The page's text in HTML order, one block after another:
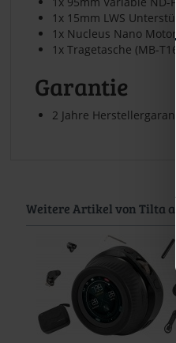
1x 15mm LWS
1x Nucleus Nano
1x Tragetasche (MB-
Garantie
2 Jahre
Weitere Artikel von Tilta